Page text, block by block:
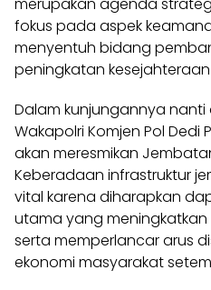
fokus pada aspek
menyentuh bidang
peningkatan
Dalam kunjungannya nanti
Wakapolri Komjen Pol Dedi
akan meresmikan
Keberadaan infrastruktur
vital karena diharapkan
utama yang
serta memperlancar arus
ekonomi masyarakat